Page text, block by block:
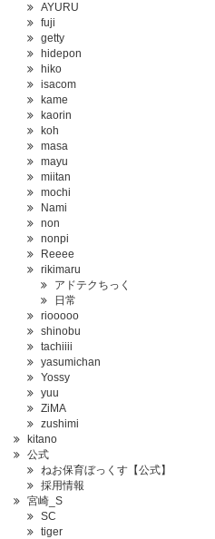
AYURU
fuji
getty
hidepon
hiko
isacom
kame
kaorin
koh
masa
mayu
miitan
mochi
Nami
non
nonpi
Reeee
rikimaru
アドテクちっく
日常
riooooo
shinobu
tachiiii
yasumichan
Yossy
yuu
ZiMA
zushimi
kitano
公式
ねお保育ぼっくす【公式】
採用情報
宮崎_S
SC
tiger